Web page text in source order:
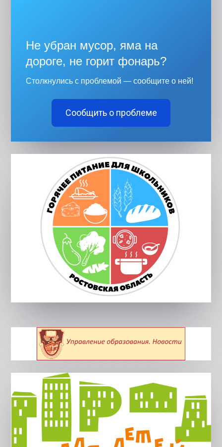
Не убран мусор, яма на
дороге, не горит фонарь?
Столкнулись с проблемой — сообщите о ней!
Сообщить о проблеме